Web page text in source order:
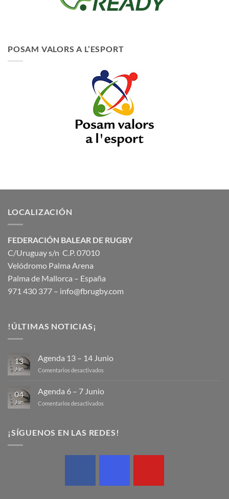
POSAM VALORS A L’ESPORT
LOCALIZACIÓN
FEDERACIÓN BALEAR DE RUGBY
C/Uruguay s/n C.P. 07010
Velódromo Palma Arena
Palma de Mallorca – España
971 430 377 – info@fbrugby.com
!ÚLTIMAS NOTICIAS¡
13
Jun
Agenda 13 – 14 Junio
Comentarios desactivados
–
04
Jun
Agenda 6 – 7 Junio
Comentarios desactivados
–
7
¡SÍGUENOS EN LAS REDES!